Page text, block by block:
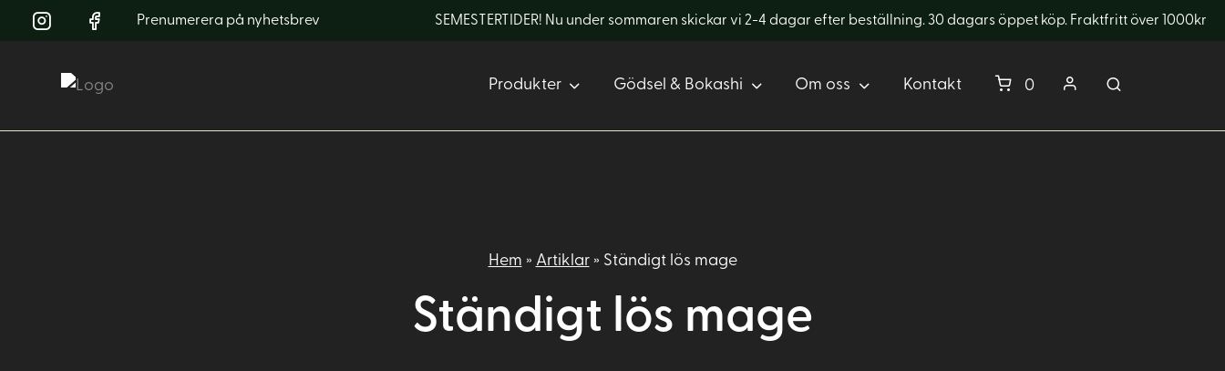
Prenumerera på nyhetsbrev SEMESTERTIDER! Nu under sommaren skickar vi 2-4 dagar efter beställning. 30 dagars öppet köp. Fraktfritt över 1000kr
Produkter Gödsel & Bokashi Om oss Kontakt 0
Hem » Artiklar» Ständigt lös mage
Ständigt lös mage